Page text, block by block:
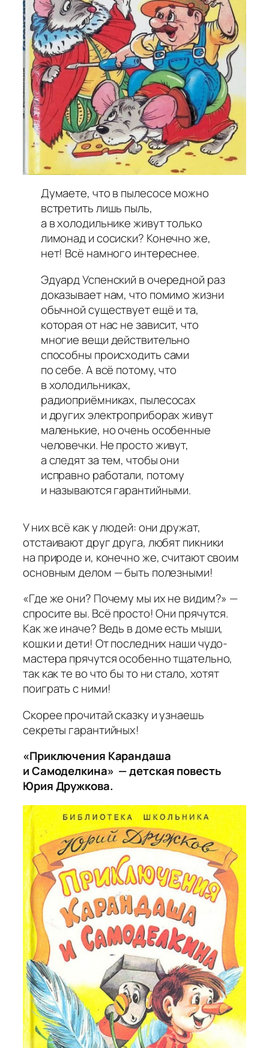
Думаете, что в пылесосе можно
встретить лишь пыль,
а в холодильнике живут только
лимонад и сосиски? Конечно же,
нет! Всё намного интереснее.
Эдуард Успенский в очередной раз
доказывает нам, что помимо жизни
обычной существует ещё и та,
которая от нас не зависит, что
многие вещи действительно
способны происходить сами
по себе. А всё потому, что
в холодильниках,
радиоприёмниках, пылесосах
и других электроприборах живут
маленькие, но очень особенные
человечки. Не просто живут,
а следят за тем, чтобы они
исправно работали, потому
и называются гарантийными.
У них всё как у людей: они дружат,
отстаивают друг друга, любят пикники
на природе и, конечно же, считают своим
основным делом — быть полезными!
«Где же они? Почему мы их не видим?» —
спросите вы. Всё просто! Они прячутся.
Как же иначе? Ведь в доме есть мыши,
кошки и дети! От последних наши чудо-
мастера прячутся особенно тщательно,
так как те во что бы то ни стало, хотят
поиграть с ними!
Скорее прочитай сказку и узнаешь
секреты гарантийных!
«Приключения Карандаша
и Самоделкина» — детская повесть
Юрия Дружкова.